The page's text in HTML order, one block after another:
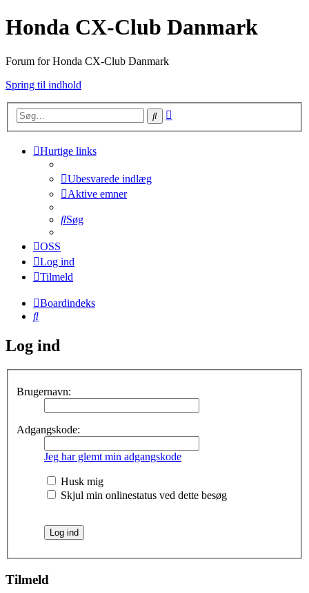
Honda CX-Club Danmark
Forum for Honda CX-Club Danmark
Spring til indhold
Søg
Hurtige links
Ubesvarede indlæg
Aktive emner
Søg
OSS
Log ind
Tilmeld
Boardindeks
Søg
Log ind
Brugernavn:
Adgangskode:
Jeg har glemt min adgangskode
Husk mig
Skjul min onlinestatus ved dette besøg
Tilmeld